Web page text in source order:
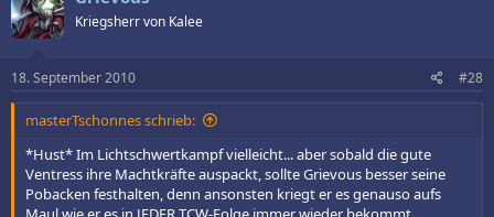
Kriegsherr von Kalee
18. September 2010 #28
masterTschonnes schrieb:
*Hust* Im Lichtschwertkampf vielleicht... aber sobald die gute
Ventress ihre Machtkräfte auspackt, sollte Grievous besser seine
Pobacken festhalten, denn ansonsten kriegt er es genauso aufs